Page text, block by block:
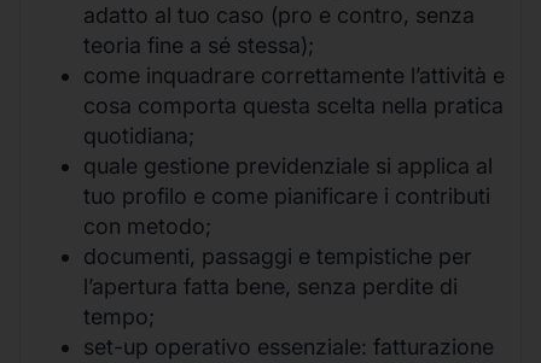
adatto al tuo caso (pro e contro, senza
teoria fine a sé stessa);
come inquadrare correttamente l’attività e
cosa comporta questa scelta nella pratica
quotidiana;
quale gestione previdenziale si applica al
tuo profilo e come pianificare i contributi
con metodo;
documenti, passaggi e tempistiche per
l’apertura fatta bene, senza perdite di
tempo;
set-up operativo essenziale: fatturazione